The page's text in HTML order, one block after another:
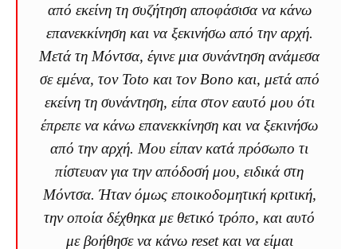
από εκείνη τη συζήτηση αποφάσισα να κάνω
επανεκκίνηση και να ξεκινήσω από την αρχή.
Μετά τη Μόντσα, έγινε μια συνάντηση ανάμεσα
σε εμένα, τον Toto και τον Bono και, μετά από
εκείνη τη συνάντηση, είπα στον εαυτό μου ότι
έπρεπε να κάνω επανεκκίνηση και να ξεκινήσω
από την αρχή. Μου είπαν κατά πρόσωπο τι
πίστευαν για την απόδοσή μου, ειδικά στη
Μόντσα. Ήταν όμως εποικοδομητική κριτική,
την οποία δέχθηκα με θετικό τρόπο, και αυτό
με βοήθησε να κάνω reset και να είμαι